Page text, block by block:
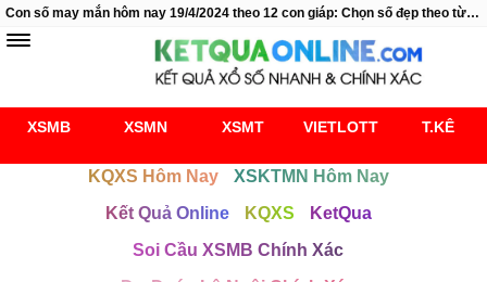
Con số may mắn hôm nay 19/4/2024 theo 12 con giáp: Chọn số đẹp theo từng tuổi
XSMB XSMN XSMT VIETLOTT T.KÊ
KQXS Hôm Nay
XSKTMN Hôm Nay
Kết Quả Online
KQXS
KetQua
Soi Cầu XSMB Chính Xác